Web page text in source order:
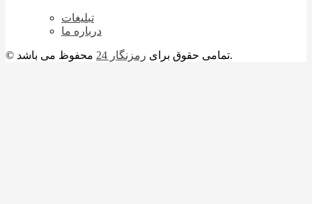
تبلیغات
درباره ما
© تمامی حقوق برای رمزنگار 24 محفوظ می باشد.